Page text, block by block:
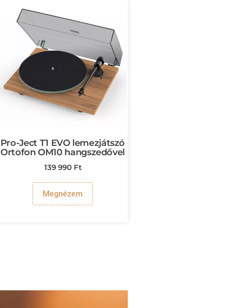
Pro-Ject T1 EVO lemezjátszó
Ortofon OM10 hangszedővel
139 990 Ft
Megnézem